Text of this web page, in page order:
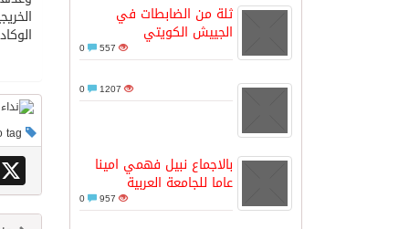
مدينة الملك سلمان للطاقة
كسوة الكعبة تعتلي البيت العتيق
“سبيس إكس” تطلق 24 قمرًا صناعيًا جديدًا إلى الفضاء
ثلة من الضابطات في
الجييش الكويتي
557
1207
بالاجماع نبيل فهمي امينا
عاما للجامعة العربية
957
X